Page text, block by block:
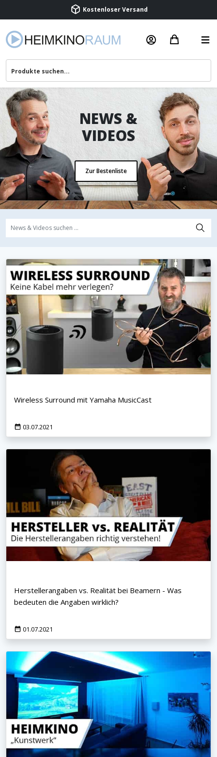
Beratung & Service
NEWS &
VIDEOS
Zur Bestenliste
Wireless Surround mit Yamaha MusicCast
03.07.2021
Herstellerangaben vs. Realität bei Beamern - Was
bedeuten die Angaben wirklich?
01.07.2021